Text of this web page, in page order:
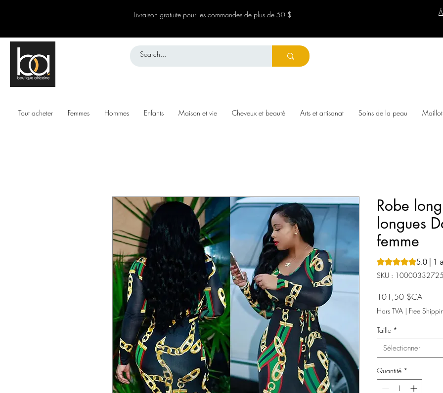
Livraison gratuite pour les commandes de plus de 50 $
Tout acheter Femmes Hommes Enfants Maison et vie Cheveux et beauté Arts et artisanat Soins de la peau
Robe
longues
femme
La note est de 5.0
5.0 | 1
SKU :
101,50 $CAPrix
Hors TVA | Free
Taille *
Sélectionner
Quantité *